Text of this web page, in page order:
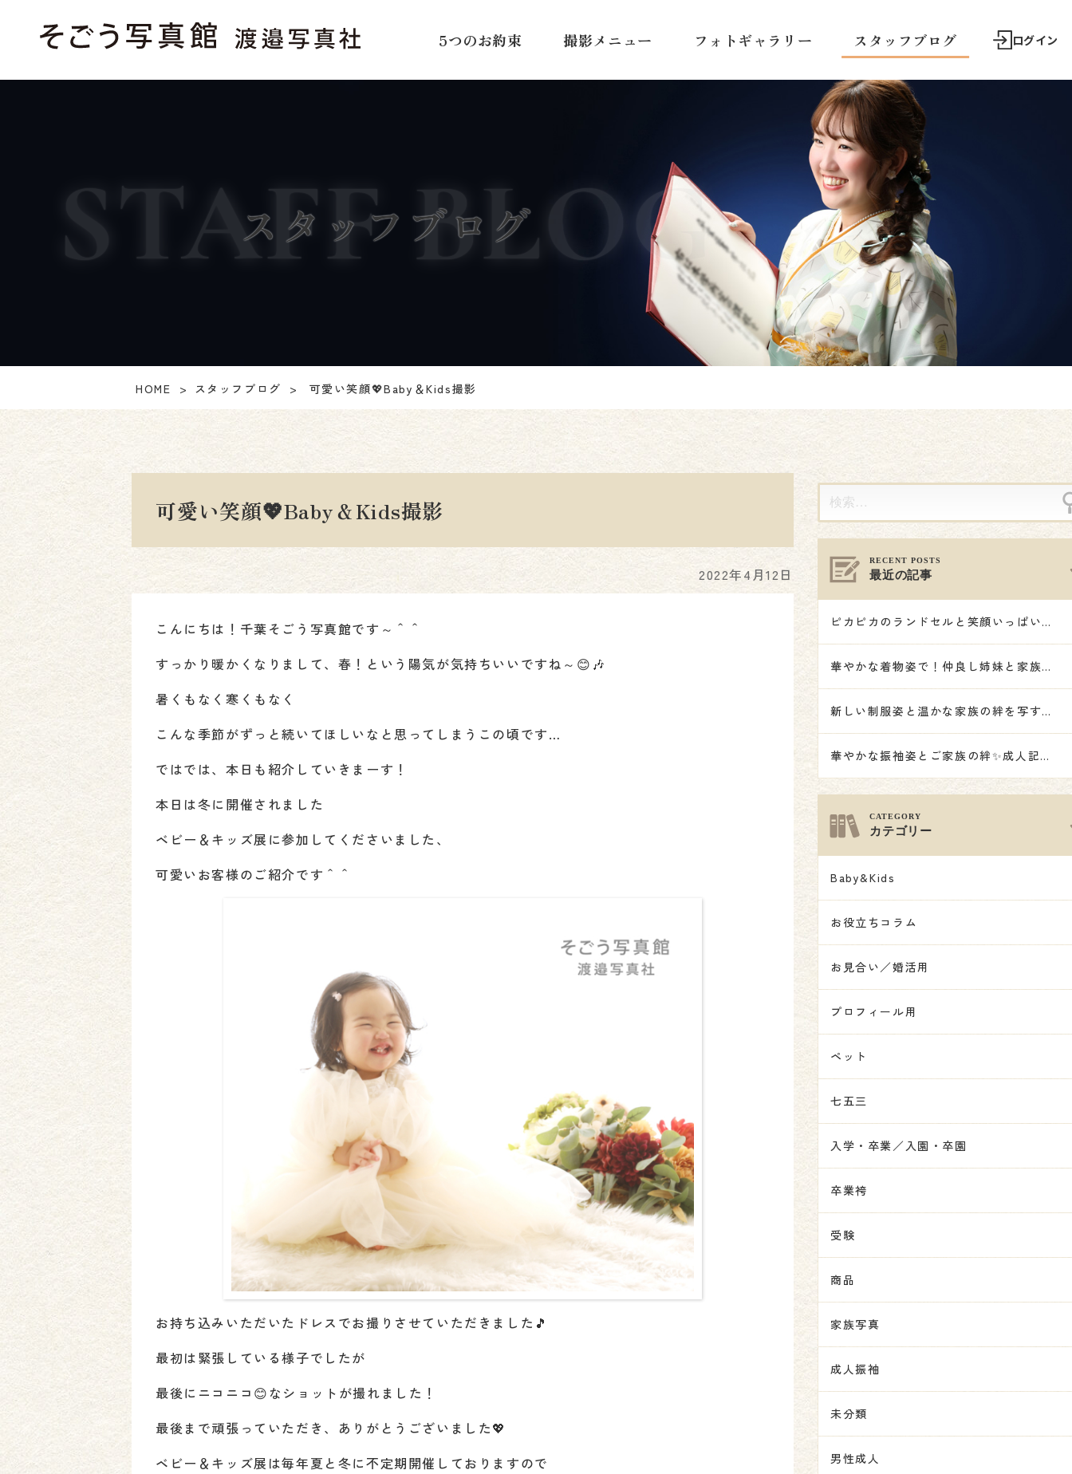
5つのお約束 撮影メニュー フォトギャラリー スタッフブログ ログイン
スタッフブログ
STAFF BLOG
HOME スタッフブログ 可愛い笑顔💖Baby＆Kids撮影
可愛い笑顔💖Baby＆Kids撮影
2022年4月12日
こんにちは！千葉そごう写真館です～＾＾
すっかり暖かくなりまして、春！という陽気が気持ちいいですね～😊🎶
暑くもなく寒くもなく
こんな季節がずっと続いてほしいなと思ってしまうこの頃です…
ではでは、本日も紹介していきまーす！
本日は冬に開催されました
ベビー＆キッズ展に参加してくださいました、
可愛いお客様のご紹介です＾＾
お持ち込みいただいたドレスでお撮りさせていただきました🎵
最初は緊張している様子でしたが
最後にニコニコ😊なショットが撮れました！
最後まで頑張っていただき、ありがとうございました💖
ベビー＆キッズ展は毎年夏と冬に不定期開催しておりますので
最近の記事
ピカピカのランドセルと笑顔いっぱいの記念撮影🌸
華やかな着物姿で！仲良し姉妹と家族で祝う七五三🎋👘🌟
新しい制服姿と温かな家族の絆を写す記念撮影🌸
華やかな振袖姿とご家族の絆✨成人記念撮影👘
カテゴリー
Baby&Kids
お役立ちコラム
お見合い／婚活用
プロフィール用
ペット
七五三
入学・卒業／入園・卒園
卒業袴
受験
商品
家族写真
成人振袖
未分類
男性成人